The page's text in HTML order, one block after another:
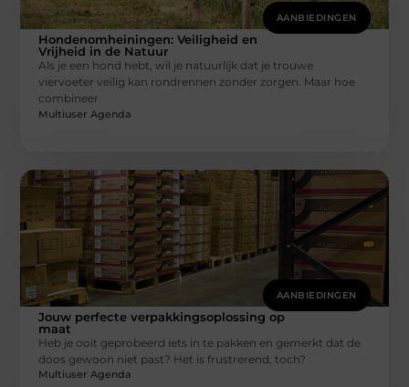
AANBIEDINGEN
Hondenomheiningen: Veiligheid en
Vrijheid in de Natuur
Als je een hond hebt, wil je natuurlijk dat je trouwe
viervoeter veilig kan rondrennen zonder zorgen. Maar hoe
combineer
Multiuser Agenda
AANBIEDINGEN
Jouw perfecte verpakkingsoplossing op
maat
Heb je ooit geprobeerd iets in te pakken en gemerkt dat de
doos gewoon niet past? Het is frustrerend, toch?
Multiuser Agenda